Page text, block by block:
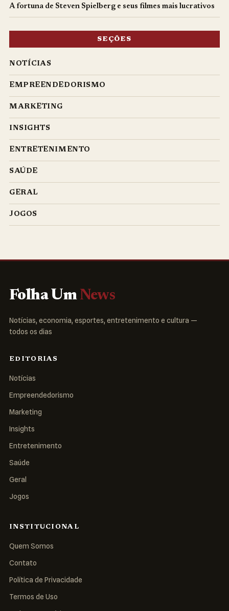
A fortuna de Steven Spielberg e seus filmes mais lucrativos
SEÇÕES
NOTÍCIAS
EMPREENDEDORISMO
MARKETING
INSIGHTS
ENTRETENIMENTO
SAÚDE
GERAL
JOGOS
Folha Um News
Notícias, economia, esportes, entretenimento e cultura —
todos os dias
EDITORIAS
Notícias
Empreendedorismo
Marketing
Insights
Entretenimento
Saúde
Geral
Jogos
INSTITUCIONAL
Quem Somos
Contato
Política de Privacidade
Termos de Uso